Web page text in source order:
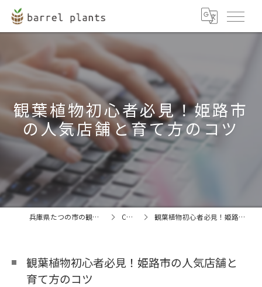
観葉植物初心者必見！姫路市
の人気店舗と育て方のコツ
兵庫県たつの市の観葉植物ならbarrel plants COLUMN 観葉植物初心者必見！姫路市の人気店舗と育て方のコツ
観葉植物初心者必見！姫路市の人気店舗と
育て方のコツ